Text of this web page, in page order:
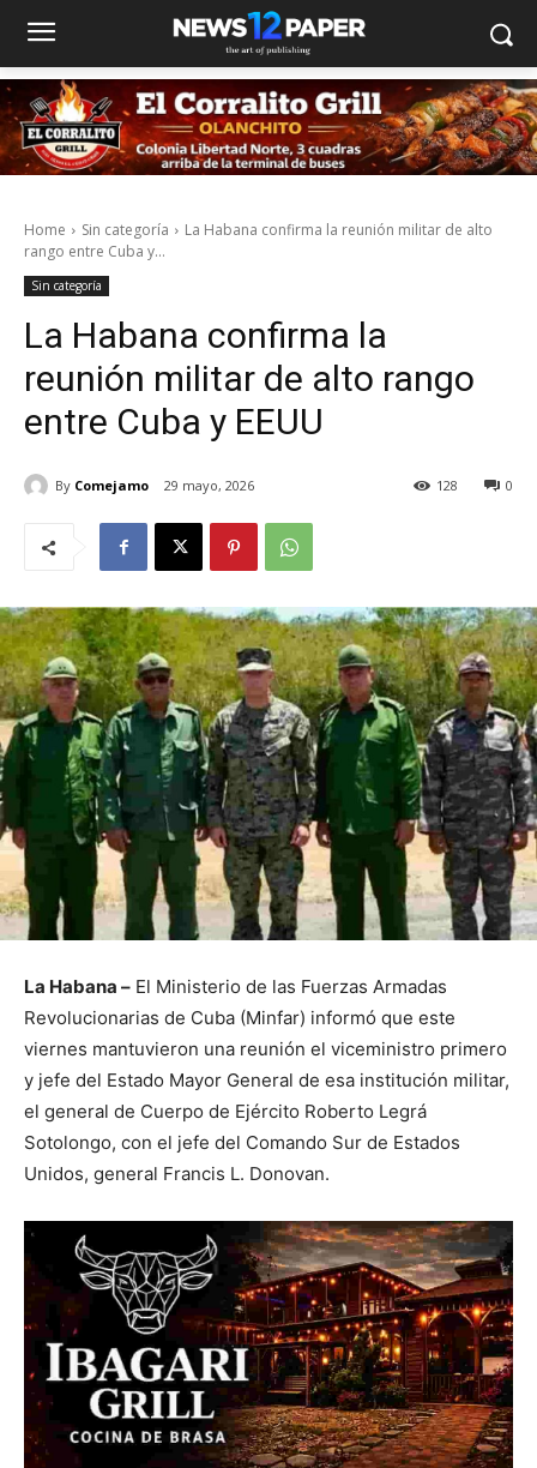
Home Sin categoría
La Habana confirma la reunión militar de alto
rango entre Cuba y...
Sin categoría
La Habana confirma la
reunión militar de alto rango
entre Cuba y EEUU
By Comejamo 29 mayo, 2026 0
128
La Habana – El Ministerio de las Fuerzas Armadas
Revolucionarias de Cuba (Minfar) informó que este
viernes mantuvieron una reunión el viceministro primero
y jefe del Estado Mayor General de esa institución militar,
el general de Cuerpo de Ejército Roberto Legrá
Sotolongo, con el jefe del Comando Sur de Estados
Unidos, general Francis L. Donovan.